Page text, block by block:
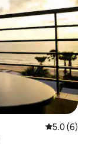
5.0 (6)